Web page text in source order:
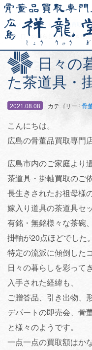
トップページ
骨董品買取ブ
日々の暮らしを彩ってきた
日々の
た茶道具・
2021.08.08 カテゴリー :骨
こんにちは。
広島の骨董品買取専門
広島市内のご家庭より
茶道具・掛軸買取のご
長生きされたお祖母様
嫁入り道具の茶道具セ
有銘・無銘様々な茶碗
掛軸が20点ほどでした。
特定の流派に傾倒した
日々の暮らしを彩って
入手された経緯も、
ご贈答品、引き出物、
デパートの即売会、骨
と様々のようです。
一点一点の買取額はか